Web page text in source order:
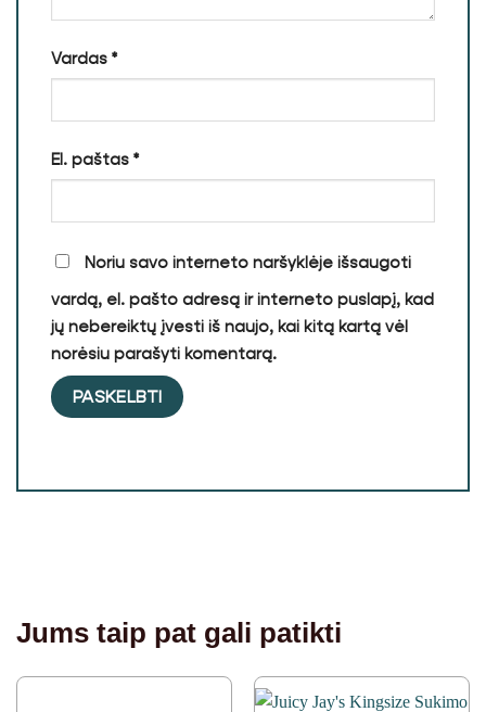
Vardas *
El. paštas *
Noriu savo interneto naršyklėje išsaugoti
vardą, el. pašto adresą ir interneto puslapį, kad
jų nebereiktų įvesti iš naujo, kai kitą kartą vėl
norėsiu parašyti komentarą.
Jums taip pat gali patikti